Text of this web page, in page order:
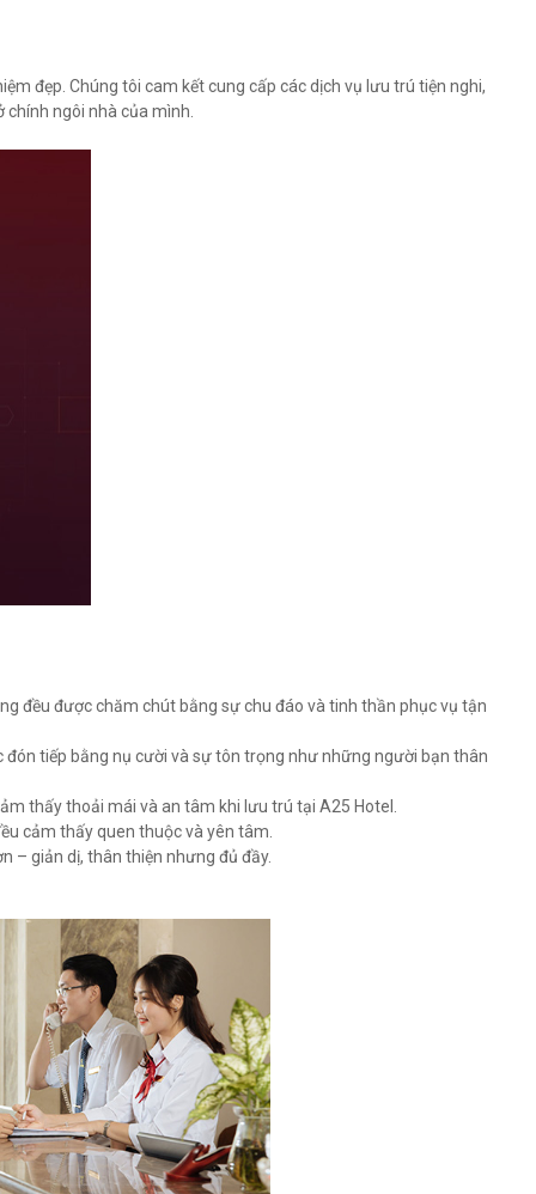
đẹp. Chúng tôi cam kết cung cấp các dịch vụ lưu trú tiện nghi,
ngôi nhà của mình.
đều được chăm chút bằng sự chu đáo và tinh thần phục vụ tận
tiếp bằng nụ cười và sự tôn trọng như những người bạn thân
thấy thoải mái và an tâm khi lưu trú tại A25 Hotel.
cảm thấy quen thuộc và yên tâm.
– giản dị, thân thiện nhưng đủ đầy.